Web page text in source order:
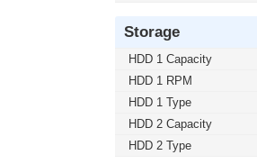
Storage
HDD 1 Capacity
HDD 1 RPM
HDD 1 Type
HDD 2 Capacity
HDD 2 Type